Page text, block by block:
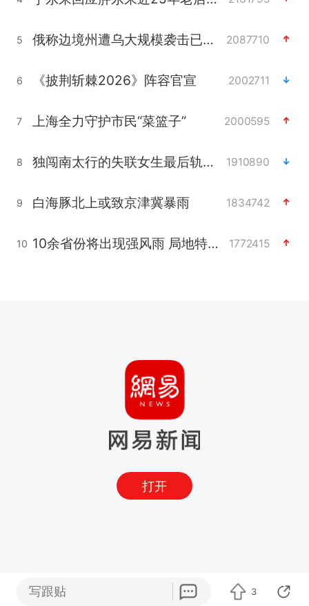
5 俄称边境州遭乌大规模袭击已致13伤 2087710
6 《披荆斩棘2026》阵容官宣 2002711
7 上海全力守护市民“菜篮子” 2000595
8 独闯南太行的失联女生最后轨迹已确认 1910890
9 白海豚北上或致京津冀暴雨 1834742
10 10余省份将出现强风雨 局地特大暴雨 1772415
打开
写跟贴 3